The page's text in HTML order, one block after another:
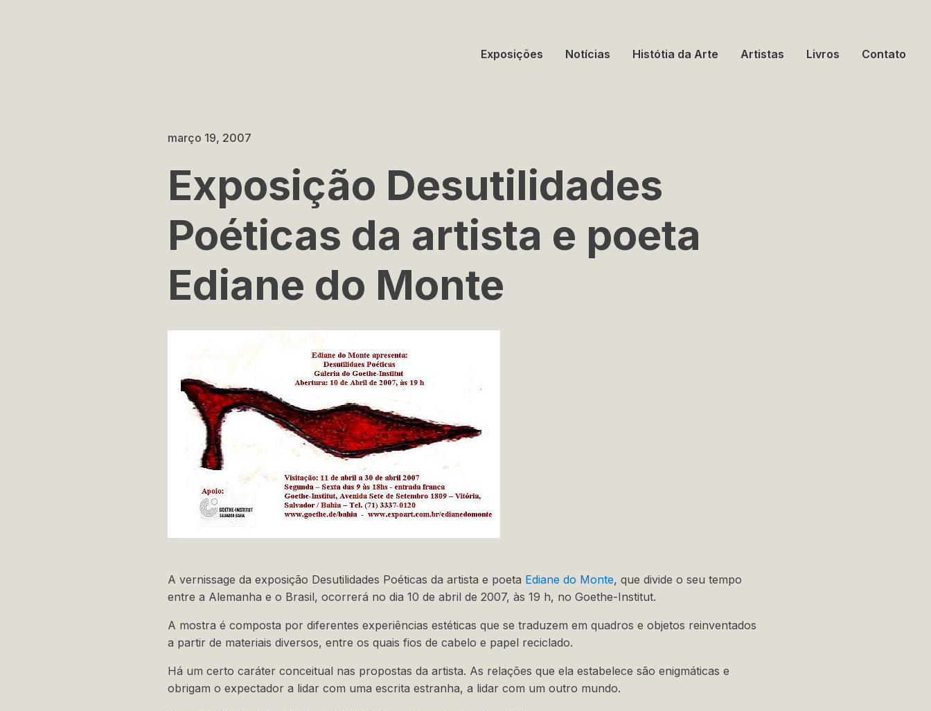
Exposições Notícias Histótia da Arte Artistas Livros Contato
março 19, 2007
Exposição Desutilidades
Poéticas da artista e poeta
Ediane do Monte
A vernissage da exposição Desutilidades Poéticas da artista e poeta Ediane do Monte, que divide o seu tempo
entre a Alemanha e o Brasil, ocorrerá no dia 10 de abril de 2007, às 19 h, no Goethe-Institut.
A mostra é composta por diferentes experiências estéticas que se traduzem em quadros e objetos reinventados
a partir de materiais diversos, entre os quais fios de cabelo e papel reciclado.
Há um certo caráter conceitual nas propostas da artista. As relações que ela estabelece são enigmáticas e
obrigam o expectador a lidar com uma escrita estranha, a lidar com um outro mundo.